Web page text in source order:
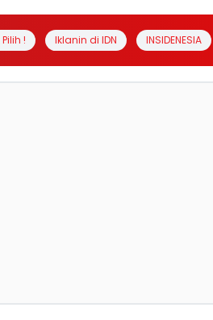
! Iklanin di IDN INSIDENESIA